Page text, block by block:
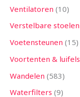
Ventilatoren 10
Verstelbare stoelen
Voetensteunen 15
Voortenten & luifels
Wandelen 583
Waterfilters 9